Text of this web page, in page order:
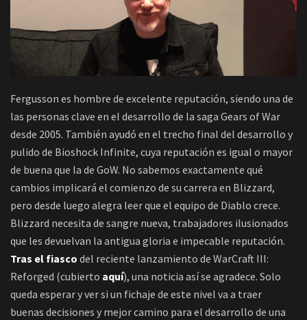
Fergusson es hombre de excelente reputación, siendo una de
las personas clave en el desarrollo de la saga Gears of War
desde 2005. También ayudó en el trecho final del desarrollo y
pulido de Bioshock Infinite, cuya reputación es igual o mayor
de buena que la de GoW. No sabemos exactamente qué
cambios implicará el comienzo de su carrera en Blizzard,
pero desde luego alegra leer que el equipo de Diablo crece.
Blizzard necesita de sangre nueva, trabajadores ilusionados
que les devuelvan la antigua gloria e impecable reputación.
Tras el fiasco del reciente lanzamiento de WarCraft III:
Reforged (cubierto aquí), una noticia así se agradece. Solo
queda esperar y ver si un fichaje de este nivel va a traer
buenas decisiones y mejor camino para el desarrollo de una